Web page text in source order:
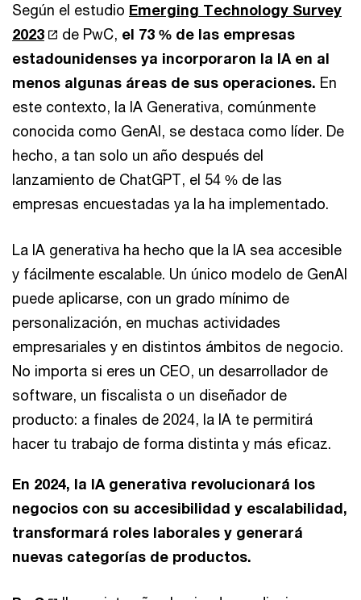
Según el estudio Emerging Technology Survey
2023
de PwC, el 73 % de las empresas
estadounidenses ya incorporaron la IA en al
menos algunas áreas de sus operaciones. En
este contexto, la IA Generativa, comúnmente
conocida como GenAI, se destaca como líder. De
hecho, a tan solo un año después del
lanzamiento de ChatGPT, el 54 % de las
empresas encuestadas ya la ha implementado.
La IA generativa ha hecho que la IA sea accesible
y fácilmente escalable. Un único modelo de GenAI
puede aplicarse, con un grado mínimo de
personalización, en muchas actividades
empresariales y en distintos ámbitos de negocio.
No importa si eres un CEO, un desarrollador de
software, un fiscalista o un diseñador de
producto: a finales de 2024, la IA te permitirá
hacer tu trabajo de forma distinta y más eficaz.
En 2024, la IA generativa revolucionará los
negocios con su accesibilidad y escalabilidad,
transformará roles laborales y generará
nuevas categorías de productos.